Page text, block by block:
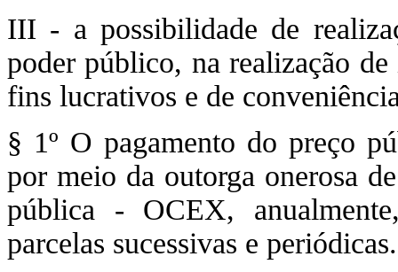
III - a possibilidade de
poder público, na realização
fins lucrativos e de
§ 1º O pagamento do preço
por meio da outorga onerosa
pública - OCEX,
parcelas sucessivas e periódicas.